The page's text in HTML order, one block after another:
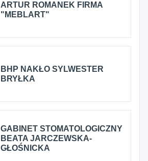
ARTUR ROMANEK FIRMA
"MEBLART"
BHP NAKŁO SYLWESTER
BRYŁKA
GABINET STOMATOLOGICZNY
BEATA JARCZEWSKA-
GŁOŚNICKA